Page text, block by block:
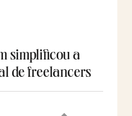
simplificou a
de freelancers